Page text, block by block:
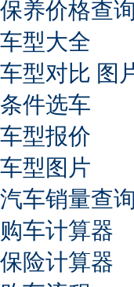
保养价格查询
车型大全
车型对比 图
条件选车
车型报价
车型图片
汽车销量查询
购车计算器
保险计算器